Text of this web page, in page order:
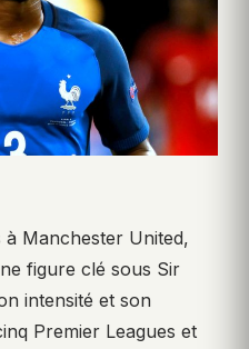
à Manchester United,
figure clé sous Sir
intensité et son
Premier Leagues et